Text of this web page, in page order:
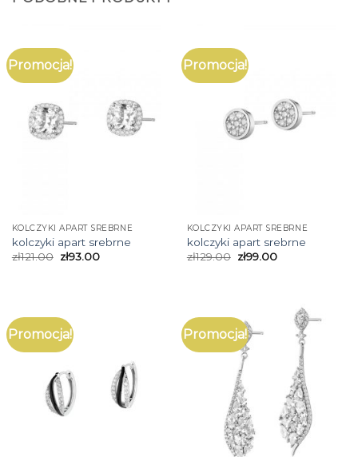
Promocja!
KOLCZYKI APART SREBRNE
kolczyki apart srebrne
zł121.00 zł93.00
Promocja!
KOLCZYKI APART SREBRNE
kolczyki apart srebrne
zł129.00 zł99.00
Promocja! Promocja!